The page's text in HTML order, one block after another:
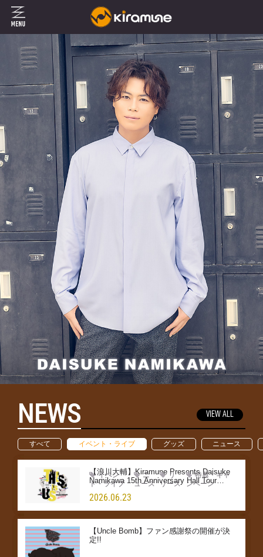
NEWS VIEW ALL
すべて イベント・ライブ グッズ ニュース
2026.06.23
【浪川大輔】Kiramune Presents Daisuke
Namikawa 15th Anniversary Hall Tour
THIS is US Blu-ray Disc 発売決定！
イベン
ト・ライブ
ニ
ュース
リ
リース
特典・キャ
ンペーン
【Uncle Bomb】ファン感謝祭の開催が決
定!!